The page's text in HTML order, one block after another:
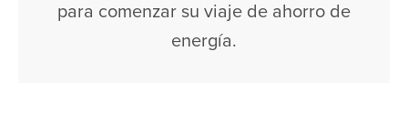
para comenzar su viaje de ahorro de
energía.